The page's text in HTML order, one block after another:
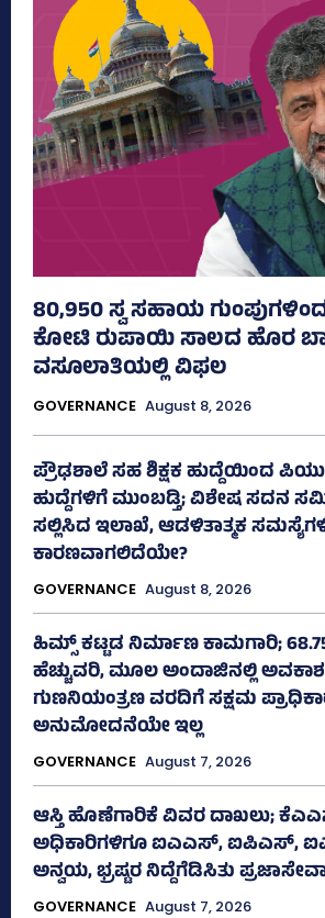
80,950 ಸ್ವ ಸಹಾಯ ಗುಂಪುಗಳಿಂದ
ಕೋಟಿ ರುಪಾಯಿ ಸಾಲದ ಹೊರ
ವಸೂಲಾತಿಯಲ್ಲಿ ವಿಫಲ
GOVERNANCE August 8, 2026
ಪ್ರೌಢಶಾಲೆ ಸಹ ಶಿಕ್ಷಕ ಹುದ್ದೆಯಿಂದ
ಹುದ್ದೆಗಳಿಗೆ ಮುಂಬಡ್ತಿ; ವಿಶೇಷ ಸದನ
ಸಲ್ಲಿಸಿದ ಇಲಾಖೆ, ಆಡಳಿತಾತ್ಮಕ
ಕಾರಣವಾಗಲಿದೆಯೇ?
GOVERNANCE August 8, 2026
ಹಿಮ್ಸ್‌ ಕಟ್ಟಡ ನಿರ್ಮಾಣ ಕಾಮಗಾರಿ;
ಹೆಚ್ಚುವರಿ, ಮೂಲ ಅಂದಾಜಿನಲ್ಲಿ
ಗುಣನಿಯಂತ್ರಣ ವರದಿಗೆ ಸಕ್ಷಮ
ಅನುಮೋದನೆಯೇ ಇಲ್ಲ
GOVERNANCE August 7, 2026
ಆಸ್ತಿ ಹೊಣೆಗಾರಿಕೆ ವಿವರ ದಾಖಲು;
ಅಧಿಕಾರಿಗಳಿಗೂ ಐಎಎಸ್‌, ಐಪಿಎಸ್‌,
ಅನ್ವಯ, ಭ್ರಷ್ಟರ ನಿದ್ದೆಗೆಡಿಸಿತು
GOVERNANCE August 7, 2026